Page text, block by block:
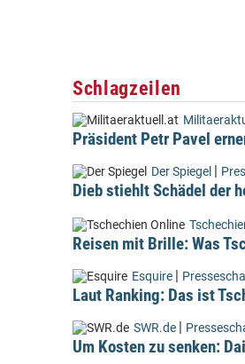
Schlagzeilen
Präsident Petr Pavel
Der Spiegel |
Dieb stiehlt Schädel der
Reisen mit Brille: Was
Esquire |
Laut Ranking: Das ist
SWR.de |
Um Kosten zu senken: